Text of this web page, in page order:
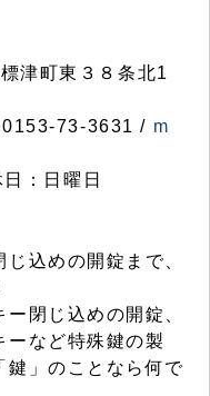
津町東３８条北1
73-3631 / m
：日曜日
込めの開錠まで、
閉じ込めの開錠、
ーなど特殊鍵の製
鍵」のことなら何で